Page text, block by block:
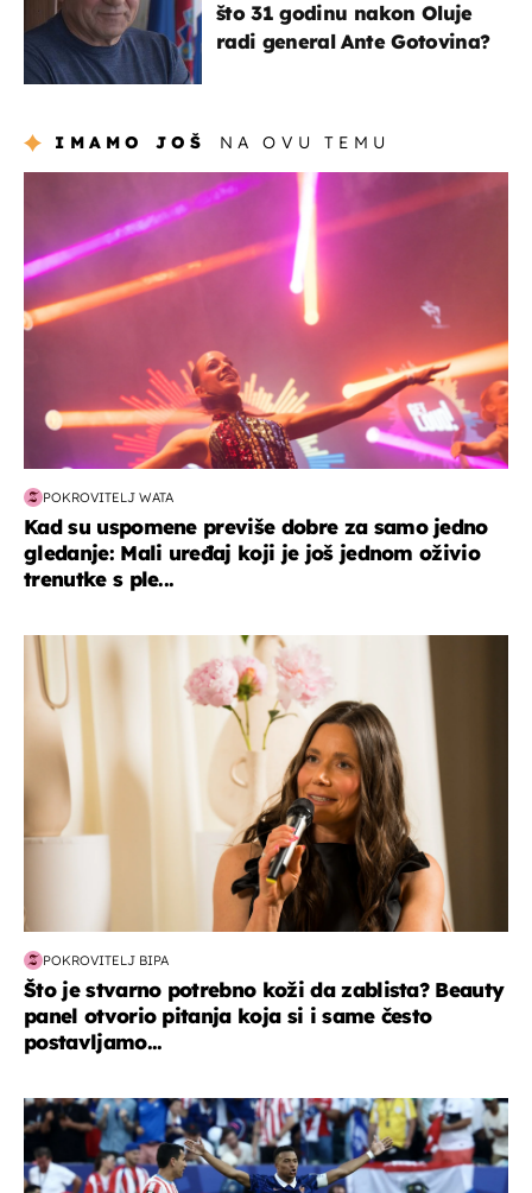
što 31 godinu nakon Oluje
radi general Ante Gotovina?
IMAMO JOŠ NA OVU TEMU
POKROVITELJ WATA
Kad su uspomene previše dobre za samo jedno
gledanje: Mali uređaj koji je još jednom oživio
trenutke s ple...
moda & ljepota
POKROVITELJ BIPA
Što je stvarno potrebno koži da zablista? Beauty
panel otvorio pitanja koja si i same često
postavljamo...
svjetsko prvenstvo 2026